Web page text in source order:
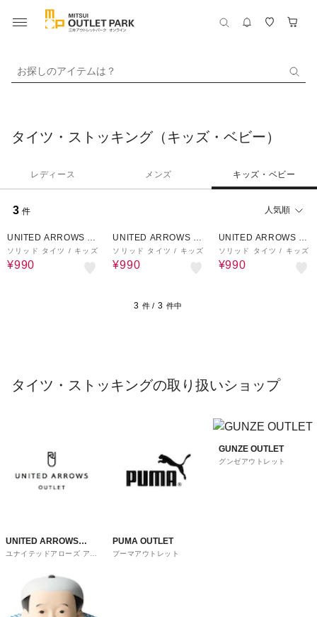
お探しのアイテムは？
タイツ・ストッキング（キッズ・ベビー）
レディース メンズ キッズ・ベビー
3 件 人気順
UNITED ARROWS O
UTLET
ソリッド タイツ / キッズ
¥990
UNITED ARROWS O
UTLET
ソリッド タイツ / キッズ
¥990
UNITED ARROWS O
UTLET
ソリッド タイツ / キッズ
¥990
3 件 / 3 件中
タイツ・ストッキングの取り扱いショップ
UNITED ARROWS
OUTLET
ユナイテッドアローズ アウ
PUMA OUTLET
プーマアウトレット
GUNZE OUTLET
グンゼアウトレット